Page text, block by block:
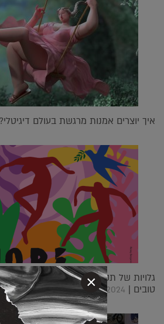
איך יוצרים אמנות מרגשת בעולם
גלויות של תקווה: יוסי למל על המיזם
טובים | 30.09.2024
×